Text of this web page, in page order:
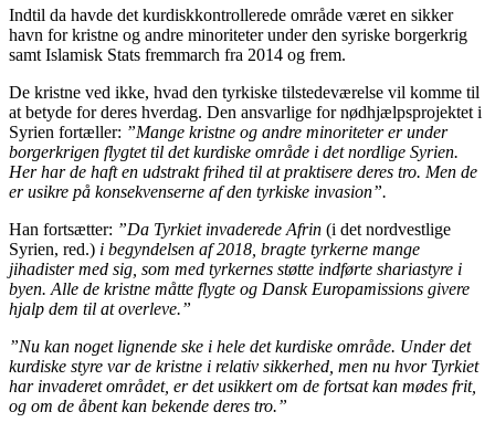
Indtil da havde det kurdiskkontrollerede område været en sikker
havn for kristne og andre minoriteter under den syriske borgerkrig
samt Islamisk Stats fremmarch fra 2014 og frem.
De kristne ved ikke, hvad den tyrkiske tilstedeværelse vil komme til
at betyde for deres hverdag. Den ansvarlige for nødhjælpsprojektet i
Syrien fortæller: ”Mange kristne og andre minoriteter er under
borgerkrigen flygtet til det kurdiske område i det nordlige Syrien.
Her har de haft en udstrakt frihed til at praktisere deres tro. Men de
er usikre på konsekvenserne af den tyrkiske invasion”.
Han fortsætter: ”Da Tyrkiet invaderede Afrin (i det nordvestlige
Syrien, red.) i begyndelsen af 2018, bragte tyrkerne mange
jihadister med sig, som med tyrkernes støtte indførte shariastyre i
byen. Alle de kristne måtte flygte og Dansk Europamissions givere
hjalp dem til at overleve.”
”Nu kan noget lignende ske i hele det kurdiske område. Under det
kurdiske styre var de kristne i relativ sikkerhed, men nu hvor Tyrkiet
har invaderet området, er det usikkert om de fortsat kan mødes frit,
og om de åbent kan bekende deres tro.”